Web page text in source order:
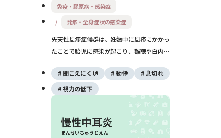
免疫・膠原病・感染症
発疹・全身症状の感染症
先天性風疹症候群は、妊娠中に風疹にかかっ
たことで胎児に感染が起こり、難聴や白内
です。妊娠前の免疫確認とワクチンで予防が
可能です。
聞こえにくい 動悸
息切れ
視力の低下